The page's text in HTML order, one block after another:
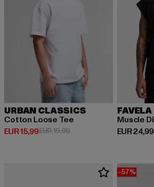
URBAN CLASSICS
Cotton Loose Tee
EUR 15,99
Huidige prijs: EUR 15,99
EUR 19,99Actieprijs: EUR 19,99
FAVELA
Muscle
EUR 24,99
Huidige
-57%